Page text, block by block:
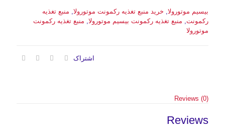
بیسیم موتورولا, خرید منبع تغذیه رکمونت موتورولا, منبع تغذیه
رکمونت, منبع تغذیه رکمونت بیسیم موتورولا, منبع تغذیه رکمونت
موتورولا
اشتراک
Reviews (0)
Reviews